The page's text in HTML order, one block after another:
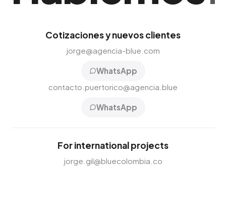
Cotizaciones y nuevos clientes
jorge@agencia-blue.com
WhatsApp
contacto.puertorico@agencia.blue
WhatsApp
For international projects
jorge.gil@bluecolombia.co